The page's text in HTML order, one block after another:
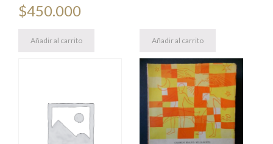
$450.000
Añadir al carrito Añadir al carrito